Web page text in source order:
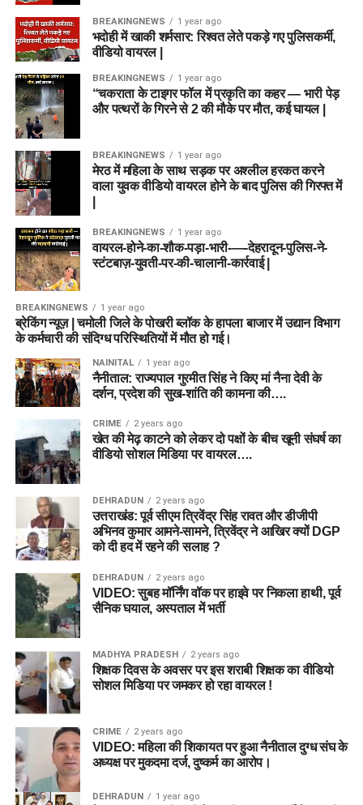
BREAKINGNEWS 1 year ago
भदोही में खाकी शर्मसार: रिश्वत लेते पकड़े गए पुलिसकर्मी,
वीडियो वायरल |
BREAKINGNEWS 1 year ago
“चकराता के टाइगर फॉल में प्रकृति का कहर — भारी पेड़
और पत्थरों के गिरने से 2 की मौके पर मौत, कई घायल |
BREAKINGNEWS 1 year ago
मेरठ में महिला के साथ सड़क पर अश्लील हरकत करने
वाला युवक वीडियो वायरल होने के बाद पुलिस की गिरफ्त में
BREAKINGNEWS 1 year ago
वायरल-होने-का-शौक-पड़ा-भारी-—-देहरादून-पुलिस-ने-
स्टंटबाज़-युवती-पर-की-चालानी-कार्रवाई |
BREAKINGNEWS 1 year ago
ब्रेकिंग न्यूज़ | चमोली जिले के पोखरी ब्लॉक के हापला बाजार में उद्यान विभाग
के कर्मचारी की संदिग्ध परिस्थितियों में मौत हो गई।
NAINITAL 1 year ago
नैनीताल: राज्यपाल गुरमीत सिंह ने किए मां नैना देवी के
दर्शन, प्रदेश की सुख-शांति की कामना की….
CRIME 2 years ago
खेत की मेढ़ काटने को लेकर दो पक्षों के बीच खूनी संघर्ष का
वीडियो सोशल मिडिया पर वायरल….
DEHRADUN 2 years ago
उत्तराखंड: पूर्व सीएम त्रिवेंद्र सिंह रावत और डीजीपी
अभिनव कुमार आमने-सामने, त्रिवेंद्र ने आखिर क्यों DGP
को दी हद में रहने की सलाह ?
DEHRADUN 2 years ago
VIDEO: सुबह मॉर्निंग वॉक पर हाइवे पर निकला हाथी, पूर्व
सैनिक घयाल, अस्पताल में भर्ती
MADHYA PRADESH 2 years ago
शिक्षक दिवस के अवसर पर इस शराबी शिक्षक का वीडियो
सोशल मिडिया पर जमकर हो रहा वायरल !
CRIME 2 years ago
VIDEO: महिला की शिकायत पर हुआ नैनीताल दुग्ध संघ के
अध्यक्ष पर मुकदमा दर्ज, दुष्कर्म का आरोप।
DEHRADUN 1 year ago